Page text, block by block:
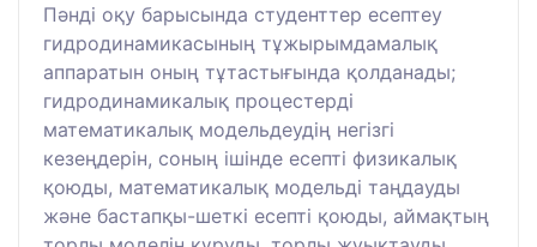
Пәнді оқу барысында студенттер есептеу
гидродинамикасының тұжырымдамалық
аппаратын оның тұтастығында қолданады;
гидродинамикалық процестерді
математикалық модельдеудің негізгі
кезеңдерін, соның ішінде есепті физикалық
қоюды, математикалық модельді таңдауды
және бастапқы-шеткі есепті қоюды, аймақтың